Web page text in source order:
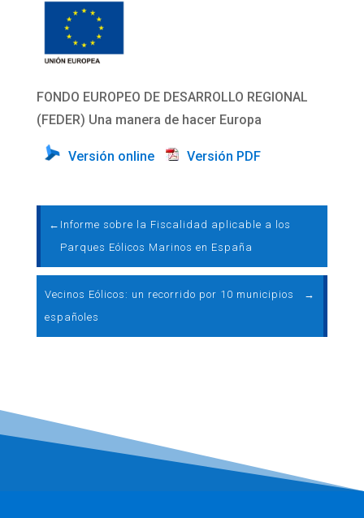
FONDO EUROPEO DE DESARROLLO REGIONAL
(FEDER) Una manera de hacer Europa
Versión online Versión PDF
← Informe sobre la Fiscalidad aplicable a los
Parques Eólicos Marinos en España
Vecinos Eólicos: un recorrido por 10 municipios
españoles
→